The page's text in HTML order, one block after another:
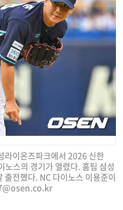
라이온즈파크에서 2026 신한
스의 경기가 열렸다. 홈팀 삼성
출전했다. NC 다이노스 이용준이